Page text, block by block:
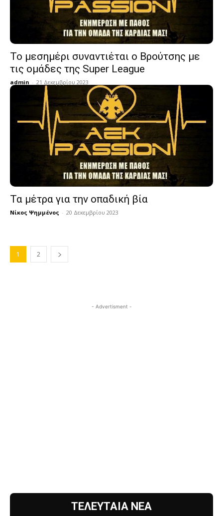
Το μεσημέρι συναντιέται ο Βρούτσης με
τις ομάδες της Super League
admin - 21 Δεκεμβρίου 2023
Τα μέτρα για την οπαδική βία
Νίκος Ψημμένος - 20 Δεκεμβρίου 2023
1 2
- Advertisment -
ΤΕΛΕΥΤΑΙΑ ΝΕΑ